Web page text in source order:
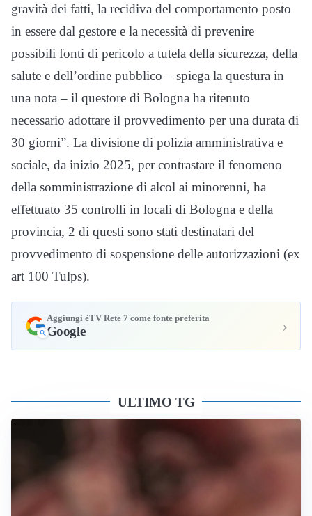
gravità dei fatti, la recidiva del comportamento posto
in essere dal gestore e la necessità di prevenire
possibili fonti di pericolo a tutela della sicurezza, della
salute e dell’ordine pubblico – spiega la questura in
una nota – il questore di Bologna ha ritenuto
necessario adottare il provvedimento per una durata di
30 giorni”. La divisione di polizia amministrativa e
sociale, da inizio 2025, per contrastare il fenomeno
della somministrazione di alcol ai minorenni, ha
effettuato 35 controlli in locali di Bologna e della
provincia, 2 di questi sono stati destinatari del
provvedimento di sospensione delle autorizzazioni (ex
art 100 Tulps).
Aggiungi èTV Rete 7 come fonte preferita
Google ›
ULTIMO TG